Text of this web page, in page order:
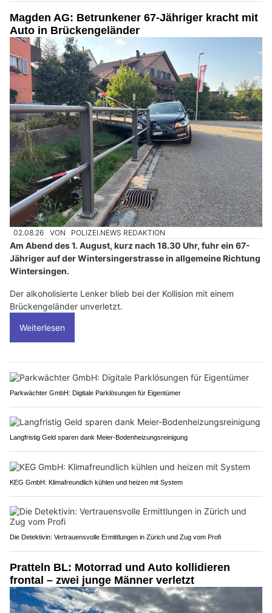
Magden AG: Betrunkener 67-Jähriger kracht mit
Auto in Brückengeländer
02.08.26 VON POLIZEI.NEWS REDAKTION
Am Abend des 1. August, kurz nach 18.30 Uhr, fuhr ein 67-
Jähriger auf der Wintersingerstrasse in allgemeine Richtung
Wintersingen.
Der alkoholisierte Lenker blieb bei der Kollision mit einem
Brückengeländer unverletzt.
Weiterlesen
Parkwächter GmbH: Digitale Parklösungen für Eigentümer
Langfristig Geld sparen dank Meier-Bodenheizungsreinigung
KEG GmbH: Klimafreundlich kühlen und heizen mit System
Die Detektivin: Vertrauensvolle Ermittlungen in Zürich und Zug vom Profi
Pratteln BL: Motorrad und Auto kollidieren
frontal – zwei junge Männer verletzt